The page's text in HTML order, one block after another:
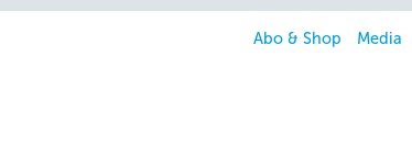
Abo & Shop Media